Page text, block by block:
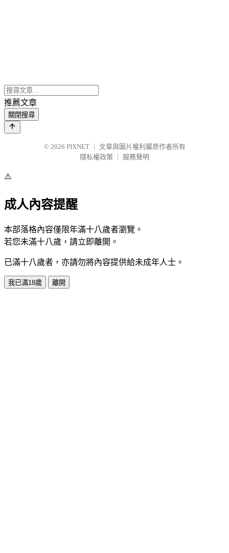
推薦文章
關閉搜尋
© 2026 PIXNET
文章與圖片權利屬原作者所有
隱私權政策
服務聲明
⚠️
成人內容提醒
本部落格內容僅限年滿十八歲者瀏覽。
若您未滿十八歲，請立即離開。
已滿十八歲者，亦請勿將內容提供給未成年人士。
我已滿18歲 離開